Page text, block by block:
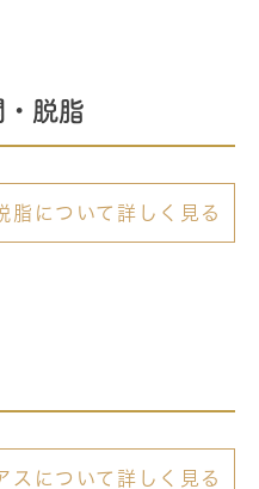
脱脂
脂について詳しく見る
スについて詳しく見る